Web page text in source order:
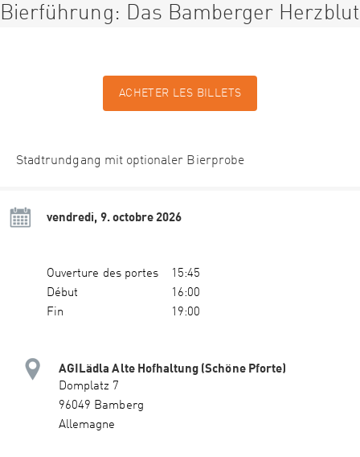
Bierführung: Das Bamberger Herzblut
ACHETER LES BILLETS
Stadtrundgang mit optionaler Bierprobe
vendredi, 9. octobre 2026
Ouverture des portes
15:45
Début
16:00
Fin
19:00
AGILädla Alte Hofhaltung (Schöne Pforte)
Domplatz 7
96049 Bamberg
Allemagne